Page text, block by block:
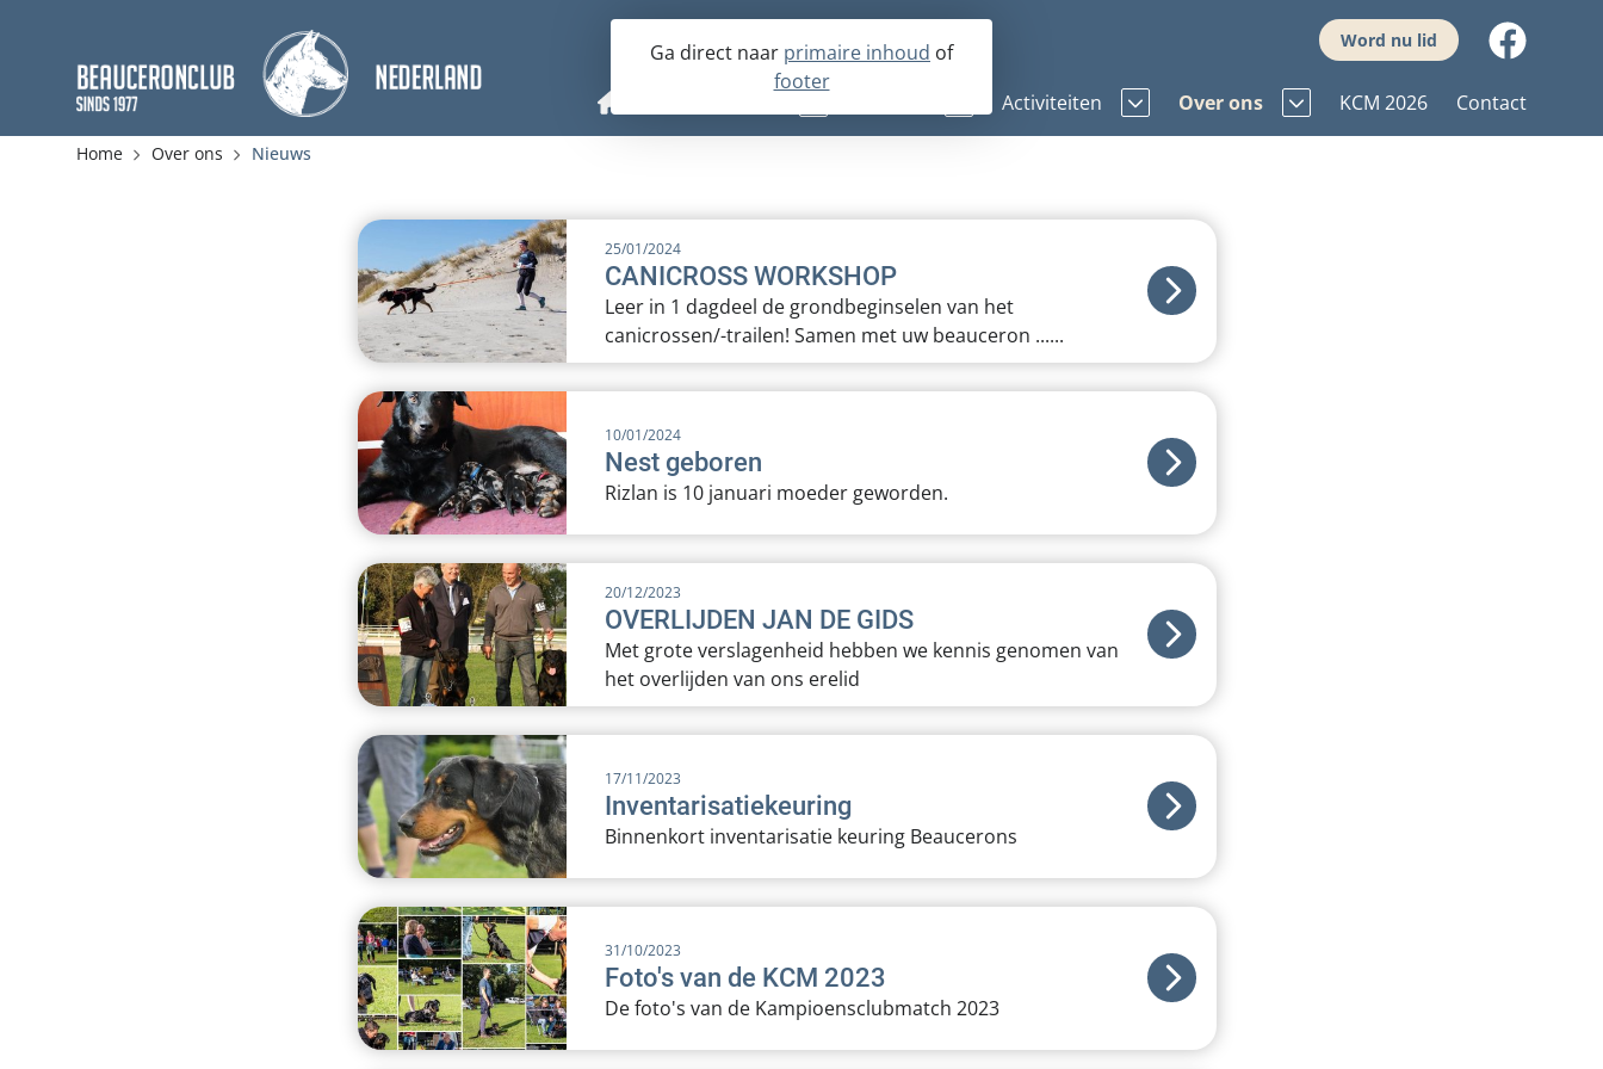
Ga direct naar primaire inhoud of
footer
Word nu lid
Karakter en omgang
Rasstandaard
Boek de beauceron
Op zoek naar een volwassen hond
Fokkerslijst
Verenigingsfokreglement
Puppies
Gedragstests
Inventarisatie fokkerij
Activiteiten
Nesten- en Jongenhondendagen
Kampioenschapsclubmatches
Over ons
Lid worden
Huishoudelijk reglement
KCM 2026 Contact
Home Over ons Nieuws
25/01/2024
CANICROSS WORKSHOP
Leer in 1 dagdeel de grondbeginselen van het
canicrossen/-trailen! Samen met uw beauceron ......
10/01/2024
Nest geboren
Rizlan is 10 januari moeder geworden.
20/12/2023
OVERLIJDEN JAN DE GIDS
Met grote verslagenheid hebben we kennis genomen van
het overlijden van ons erelid
17/11/2023
Inventarisatiekeuring
Binnenkort inventarisatie keuring Beaucerons
31/10/2023
Foto's van de KCM 2023
De foto's van de Kampioensclubmatch 2023